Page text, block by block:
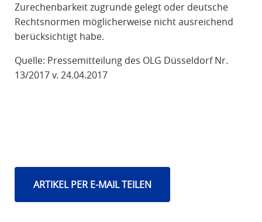
Zurechenbarkeit zugrunde gelegt oder deutsche
Rechtsnormen möglicherweise nicht ausreichend
berücksichtigt habe.
Quelle: Pressemitteilung des OLG Düsseldorf Nr.
13/2017 v. 24.04.2017
ARTIKEL PER E-MAIL TEILEN